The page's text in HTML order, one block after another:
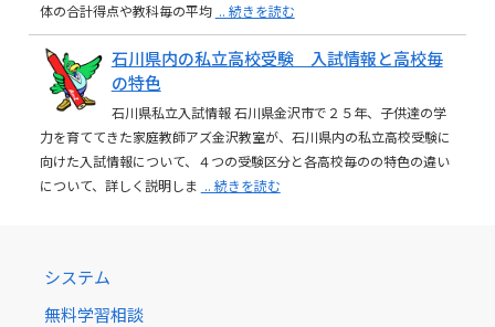
体の合計得点や教科毎の平均 .. 続きを読む
石川県内の私立高校受験 入試情報と高校毎
の特色
石川県私立入試情報 石川県金沢市で２５年、子供達の学
力を育ててきた家庭教師アズ金沢教室が、石川県内の私立高校受験に
向けた入試情報について、４つの受験区分と各高校毎のの特色の違い
について、詳しく説明しま .. 続きを読む
システム
無料学習相談